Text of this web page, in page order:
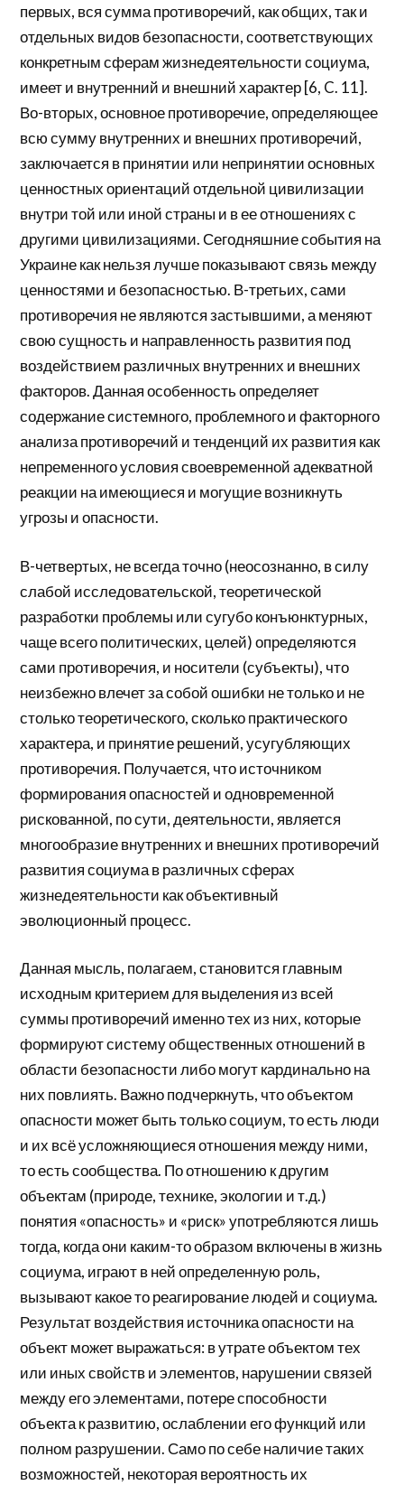
первых, вся сумма противоречий, как общих, так и
отдельных видов безопасности, соответствующих
конкретным сферам жизнедеятельности социума,
имеет и внутренний и внешний характер [6, C. 11].
Во-вторых, основное противоречие, определяющее
всю сумму внутренних и внешних противоречий,
заключается в принятии или непринятии основных
ценностных ориентаций отдельной цивилизации
внутри той или иной страны и в ее отношениях с
другими цивилизациями. Сегодняшние события на
Украине как нельзя лучше показывают связь между
ценностями и безопасностью. В-третьих, сами
противоречия не являются застывшими, а меняют
свою сущность и направленность развития под
воздействием различных внутренних и внешних
факторов. Данная особенность определяет
содержание системного, проблемного и факторного
анализа противоречий и тенденций их развития как
непременного условия своевременной адекватной
реакции на имеющиеся и могущие возникнуть
угрозы и опасности.
В-четвертых, не всегда точно (неосознанно, в силу
слабой исследовательской, теоретической
разработки проблемы или сугубо конъюнктурных,
чаще всего политических, целей) определяются
сами противоречия, и носители (субъекты), что
неизбежно влечет за собой ошибки не только и не
столько теоретического, сколько практического
характера, и принятие решений, усугубляющих
противоречия. Получается, что источником
формирования опасностей и одновременной
рискованной, по сути, деятельности, является
многообразие внутренних и внешних противоречий
развития социума в различных сферах
жизнедеятельности как объективный
эволюционный процесс.
Данная мысль, полагаем, становится главным
исходным критерием для выделения из всей
суммы противоречий именно тех из них, которые
формируют систему общественных отношений в
области безопасности либо могут кардинально на
них повлиять. Важно подчеркнуть, что объектом
опасности может быть только социум, то есть люди
и их всё усложняющиеся отношения между ними,
то есть сообщества. По отношению к другим
объектам (природе, технике, экологии и т.д.)
понятия «опасность» и «риск» употребляются лишь
тогда, когда они каким-то образом включены в жизнь
социума, играют в ней определенную роль,
вызывают какое то реагирование людей и социума.
Результат воздействия источника опасности на
объект может выражаться: в утрате объектом тех
или иных свойств и элементов, нарушении связей
между его элементами, потере способности
объекта к развитию, ослаблении его функций или
полном разрушении. Само по себе наличие таких
возможностей, некоторая вероятность их